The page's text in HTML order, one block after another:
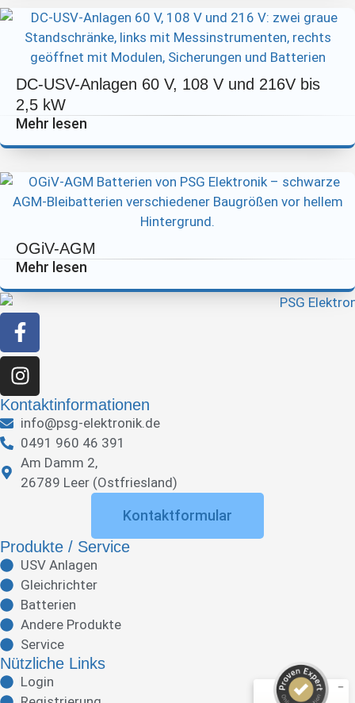
DC-USV-Anlagen 60 V, 108 V und 216V bis
2,5 kW
Mehr lesen
OGiV-AGM
Mehr lesen
Kontaktinformationen
info@psg-elektronik.de
0491 960 46 391
Am Damm 2,
26789 Leer (Ostfriesland)
Kontaktformular
Produkte / Service
USV Anlagen
Gleichrichter
Batterien
Andere Produkte
Service
Nützliche Links
Login
PSG Elektronik GmbH